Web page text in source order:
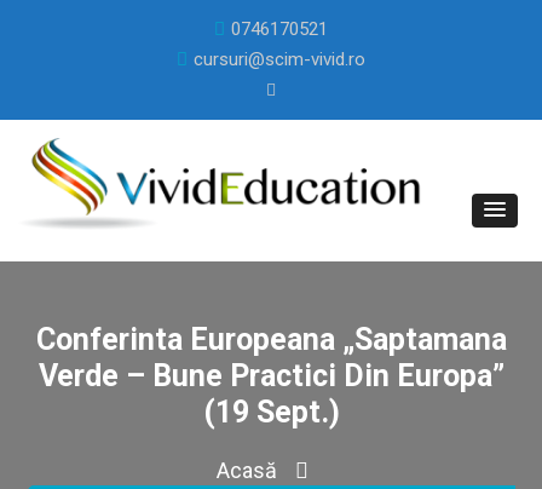
0746170521
cursuri@scim-vivid.ro
Conferinta Europeana „Saptamana
Verde – Bune Practici Din Europa”
(19 Sept.)
Acasă